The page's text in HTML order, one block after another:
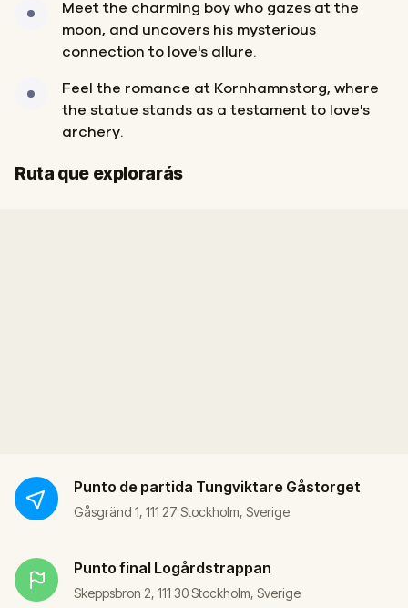
Meet the charming boy who gazes at the
moon, and uncovers his mysterious
connection to love's allure.
Feel the romance at Kornhamnstorg, where
the statue stands as a testament to love's
archery.
Ruta que explorarás
Inicio
Final
Punto de partida Tungviktare Gåstorget
Gåsgränd 1, 111 27 Stockholm, Sverige
Punto final Logårdstrappan
Skeppsbron 2, 111 30 Stockholm, Sverige